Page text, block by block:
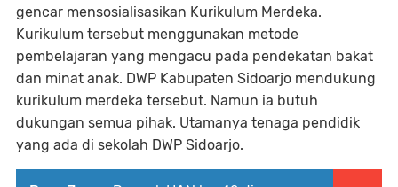
gencar mensosialisasikan Kurikulum Merdeka.
Kurikulum tersebut menggunakan metode
pembelajaran yang mengacu pada pendekatan bakat
dan minat anak. DWP Kabupaten Sidoarjo mendukung
kurikulum merdeka tersebut. Namun ia butuh
dukungan semua pihak. Utamanya tenaga pendidik
yang ada di sekolah DWP Sidoarjo.